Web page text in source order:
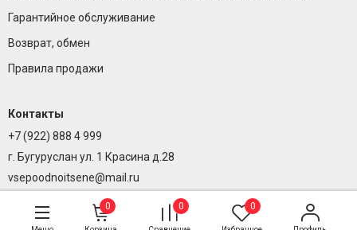
Гарантийное обслуживание
Возврат, обмен
Правила продажи
Контакты
+7 (922) 888 4 999
г. Бугуруслан ул. 1 Красина д.28
vsepoodnoitsene@mail.ru
0 0 0